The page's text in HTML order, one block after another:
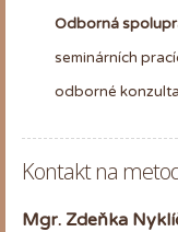
Odborná
seminárních
odborné
Kontakt na
Mgr. Zdeňka